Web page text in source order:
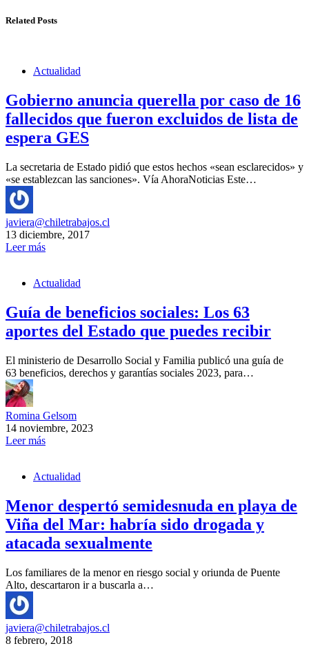
Related Posts
Actualidad
Gobierno anuncia querella por caso de 16
fallecidos que fueron excluidos de lista de
espera GES
La secretaria de Estado pidió que estos hechos «sean esclarecidos» y
«se establezcan las sanciones». Vía AhoraNoticias Este…
javiera@chiletrabajos.cl
13 diciembre, 2017
Leer más
Actualidad
Guía de beneficios sociales: Los 63
aportes del Estado que puedes recibir
El ministerio de Desarrollo Social y Familia publicó una guía de
63 beneficios, derechos y garantías sociales 2023, para…
Romina Gelsom
14 noviembre, 2023
Leer más
Actualidad
Menor despertó semidesnuda en playa de
Viña del Mar: habría sido drogada y
atacada sexualmente
Los familiares de la menor en riesgo social y oriunda de Puente
Alto, descartaron ir a buscarla a…
javiera@chiletrabajos.cl
8 febrero, 2018